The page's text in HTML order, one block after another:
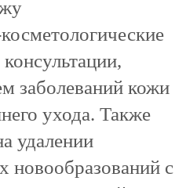
заболеваний кожи
ухода. Также
удалении
новообразований с